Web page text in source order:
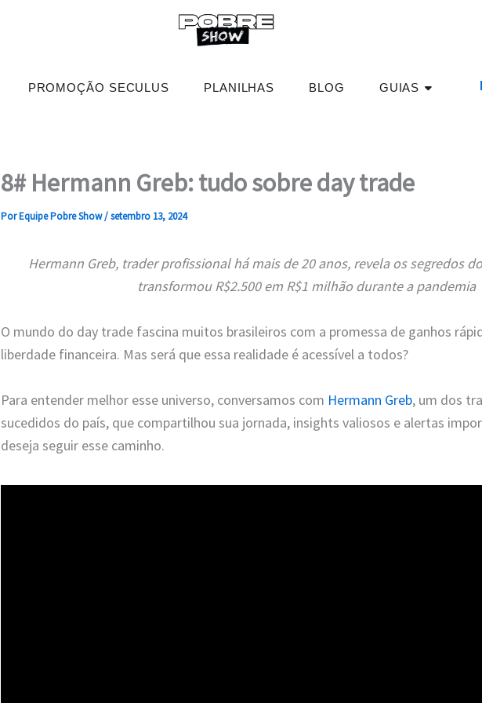
PROMOÇÃO SECULUS PLANILHAS BLOG GUIAS
8# Hermann Greb: tudo sobre day trade
PorEquipe Pobre Show/setembro 13, 2024
Hermann Greb, trader profissional há mais de 20 anos, revela os segredos
transformou R$2.500 em R$1 milhão durante a pandemia
O mundo do day trade fascina muitos brasileiros com a promessa de ganhos
liberdade financeira. Mas será que essa realidade é acessível a todos?
Para entender melhor esse universo, conversamos com Hermann Greb, um dos
sucedidos do país, que compartilhou sua jornada, insights valiosos e alertas
deseja seguir esse caminho.